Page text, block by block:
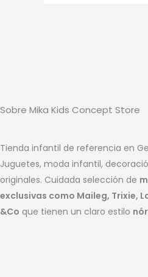
Sobre Mika Kids Concept Store
Tienda infantil de referencia en
Juguetes, moda infantil,
originales. Cuidada selección de
exclusivas como Maileg, Trixie,
&Co que tienen un claro estilo